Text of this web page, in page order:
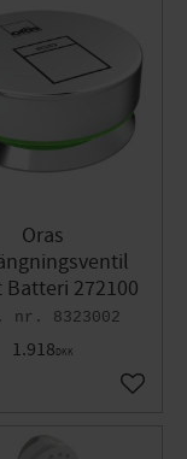
Oras
Batteri 272100
8323002
1.918DKK
Gem